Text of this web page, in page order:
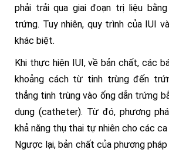
phải trải qua giai đoạn trị liệu
trứng. Tuy nhiên, quy trình của IUI
khác biệt.
Khi thực hiện IUI, về bản chất, các
khoảng cách từ tinh trùng đến
thẳng tinh trùng vào ống dẫn trứng
dụng (catheter). Từ đó, phương
khả năng thụ thai tự nhiên cho các ca
Ngược lại, bản chất của phương